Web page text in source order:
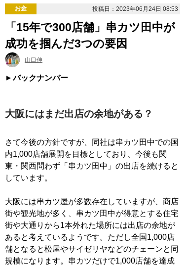
お金 投稿日：2023年06月24日 08:53
「15年で300店舗」串カツ田中が
成功を掴んだ3つの要因
山口伸
バックナンバー
大阪にはまだ出店の余地がある？
さて今後の方針ですが、同社は串カツ田中での国
内1,000店舗展開を目標としており、今後も関
東・関西問わず「串カツ田中」の出店を続けると
しています。
大阪には串カツ屋が多数存在していますが、商店
街や観光地が多く、串カツ田中が得意とする住宅
街や大通りから1本外れた場所には出店の余地が
あると考えているようです。ただし全国1,000店
舗となると松屋やサイゼリヤなどのチェーンと同
規模になります。串カツだけで1,000店舗を達成